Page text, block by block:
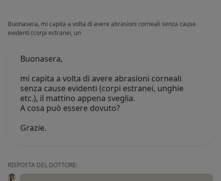
Buonasera, mi capita a volta di avere abrasioni corneali senza cause
evidenti (corpi estranei, un
Buonasera,
mi capita a volta di avere abrasioni corneali
senza cause evidenti (corpi estranei, unghie
etc.), il mattino appena sveglia.
A cosa può essere dovuto?
Grazie.
RISPOSTA DEL DOTTORE: